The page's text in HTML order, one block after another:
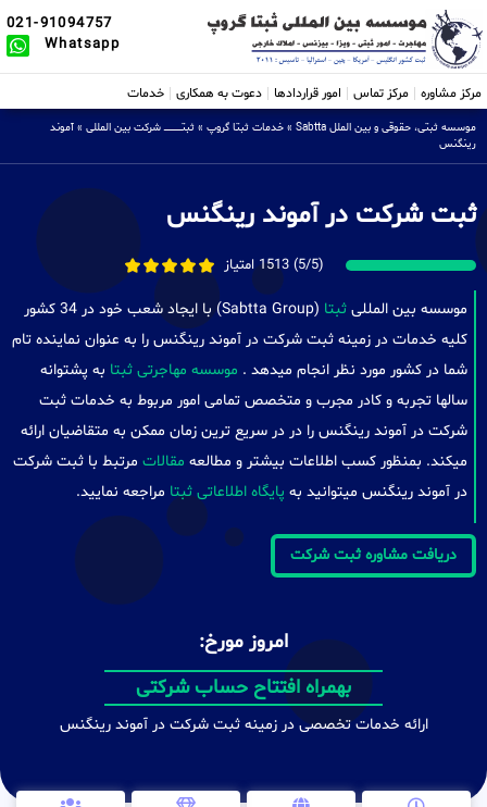
021-91094757
Whatsapp
مرکز مشاوره مرکز تماس امور قراردادها دعوت به همکاری خدمات
موسسه ثبتی، حقوقی و بین الملل Sabtta » خدمات ثبتا گروپ » ثبتــــــــــــــــ شرکت بین المللی » آموند
رینگنس
ثبت شرکت در آموند رینگنس
(5/5) 1513 امتیاز
موسسه بین المللی ثبتا
(Sabtta Group) با ایجاد شعب خود در 34 کشور
کلیه خدمات در زمینه ثبت شرکت در آموند رینگنس را به عنوان نماینده تام
شما در کشور مورد نظر انجام میدهد . موسسه مهاجرتی ثبتا به پشتوانه
سالها تجربه و کادر مجرب و متخصص تمامی امور مربوط به خدمات ثبت
شرکت در آموند رینگنس را در در سریع ترین زمان ممکن به متقاضیان ارائه
میکند. بمنظور کسب اطلاعات بیشتر و مطالعه مقالات مرتبط با ثبت شرکت
در آموند رینگنس میتوانید به پایگاه اطلاعاتی ثبتا مراجعه نمایید.
دریافت مشاوره ثبت شرکت
امروز مورخ:
بهمراه افتتاح حساب شرکتی
ظرف مدت کمتر از 30 روز
ارائه خدمات تخصصی در زمینه ثبت شرکت در آموند رینگنس